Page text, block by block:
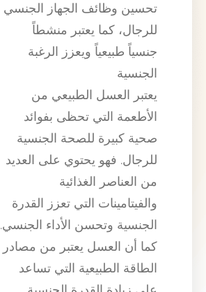
تحسين وظائف الجهاز الجنسي
للرجال، كما يعتبر منشطاً
جنسياً طبيعياً ويعزز الرغبة
الجنسية
يعتبر العسل الطبيعي من
الأطعمة التي تحظى بفوائد
صحية كبيرة للصحة الجنسية
للرجال. فهو يحتوي على العديد
من العناصر الغذائية
والفيتامينات التي تعزز القدرة
الجنسية وتحسن الأداء الجنسي.
كما أن العسل يعتبر من مصادر
الطاقة الطبيعية التي تساعد